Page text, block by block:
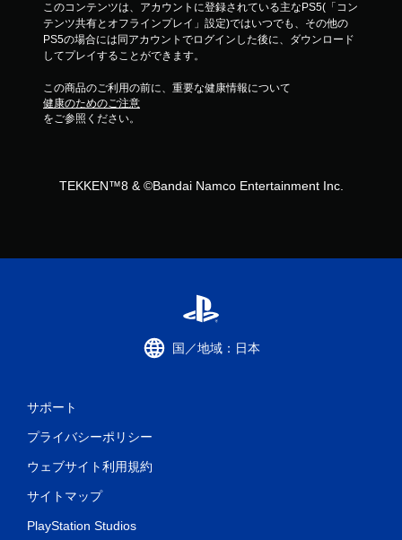
このコンテンツは、アカウントに登録されている主なPS5(「コン
テンツ共有とオフラインプレイ」設定)ではいつでも、その他の
PS5の場合には同アカウントでログインした後に、ダウンロード
してプレイすることができます。
この商品のご利用の前に、重要な健康情報について
健康のためのご注意
をご参照ください。
TEKKEN™8 & ©Bandai Namco Entertainment Inc.
国／地域：日本
サポート
プライバシーポリシー
ウェブサイト利用規約
サイトマップ
PlayStation Studios